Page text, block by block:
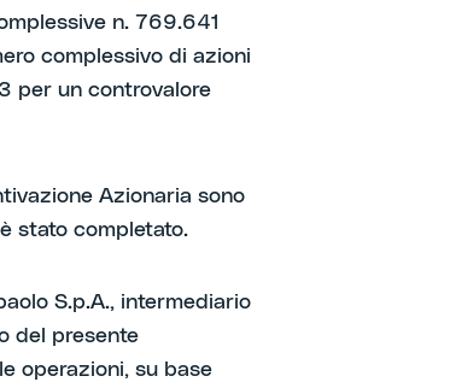
n. 769.641
complessivo di azioni
per un controvalore
Azionaria sono
stato completato.
S.p.A., intermediario
del presente
operazioni, su base